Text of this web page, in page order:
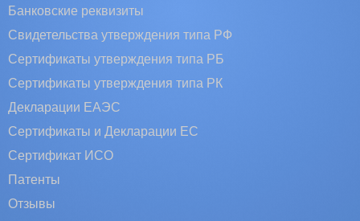
Банковские реквизиты
Свидетельства утверждения типа РФ
Сертификаты утверждения типа РБ
Сертификаты утверждения типа РК
Декларации ЕАЭС
Сертификаты и Декларации EC
Сертификат ИСО
Патенты
Отзывы